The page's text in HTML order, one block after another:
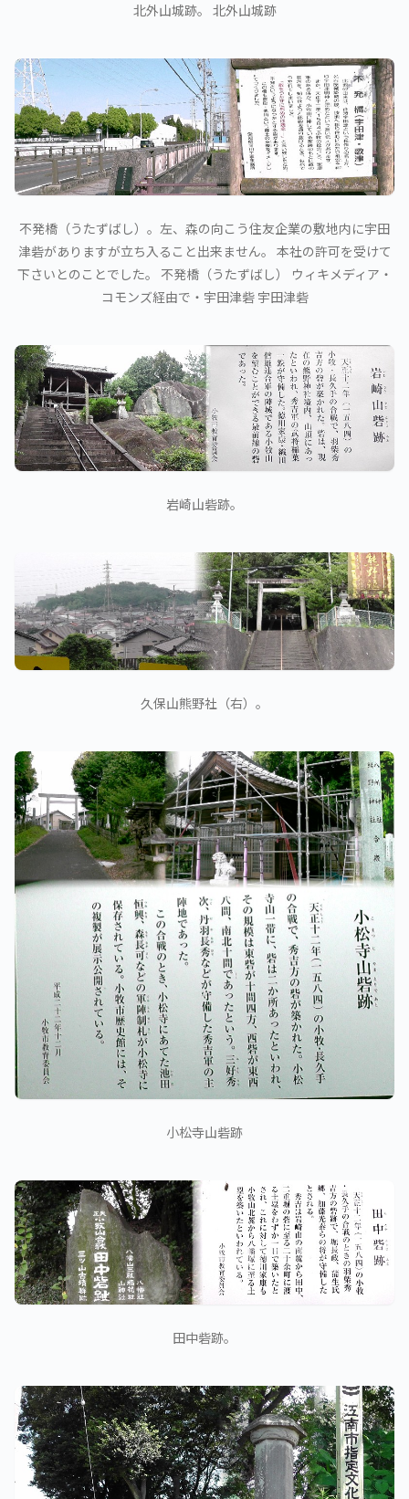
北外山城跡。 北外山城跡
不発橋（うたずばし）。左、森の向こう住友企業の敷地内に宇田
津砦がありますが立ち入ること出来ません。 本社の許可を受けて
下さいとのことでした。 不発橋（うたずばし） ウィキメディア・
コモンズ経由で・宇田津砦 宇田津砦
岩崎山砦跡。
久保山熊野社（右）。
小松寺山砦跡
田中砦跡。